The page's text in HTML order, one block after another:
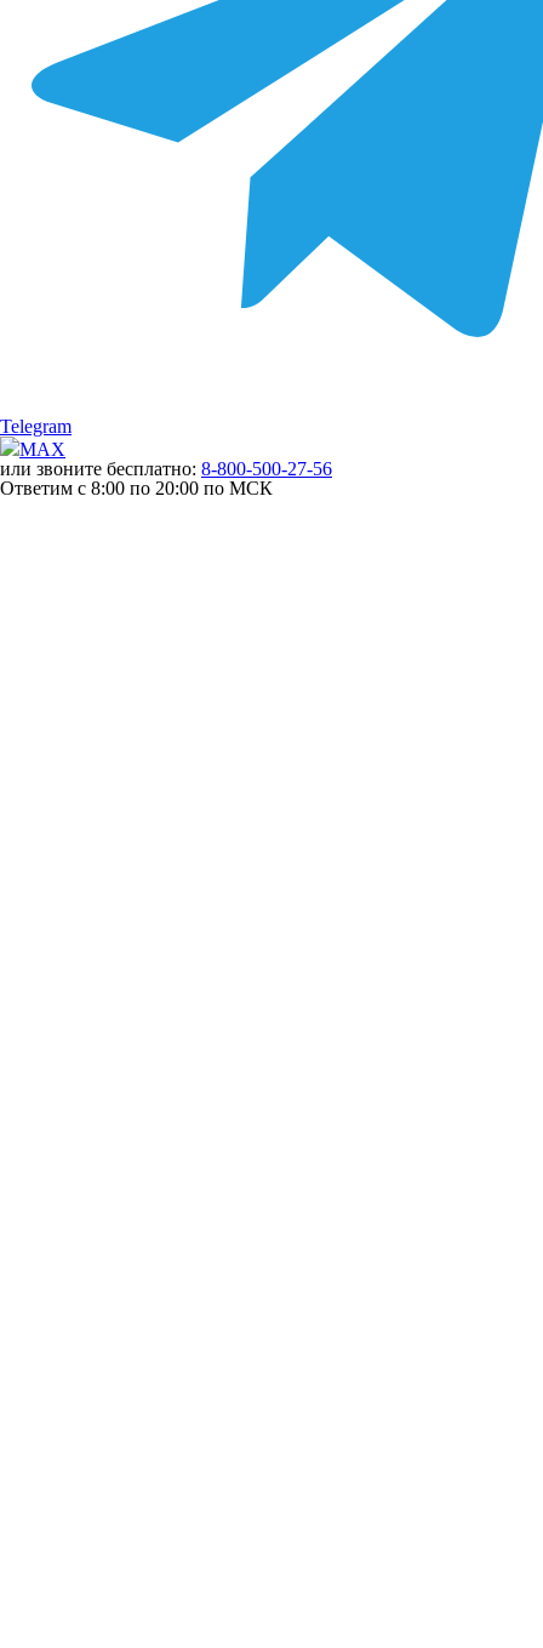
Telegram
MAX
или звоните бесплатно: 8-800-500-27-56
Ответим с 8:00 по 20:00 по МСК